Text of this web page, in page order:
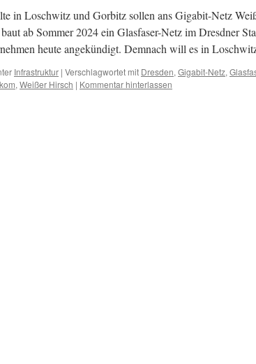
in Loschwitz und Gorbitz sollen ans Gigabit-Netz
ab Sommer 2024 ein Glasfaser-Netz im Dresdner
heute angekündigt. Demnach will es in
Infrastruktur | Verschlagwortet mit Dresden, Gigabit-Netz,
, Weißer Hirsch | Kommentar hinterlassen